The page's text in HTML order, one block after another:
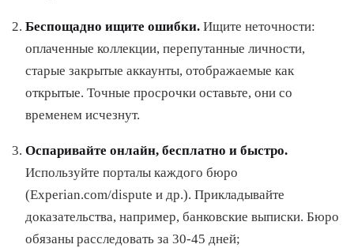
Беспощадно ищите ошибки. Ищите неточности:
оплаченные коллекции, перепутанные личности,
старые закрытые аккаунты, отображаемые как
открытые. Точные просрочки оставьте, они со
временем исчезнут.
Оспаривайте онлайн, бесплатно и быстро.
Используйте порталы каждого бюро
(Experian.com/dispute и др.). Прикладывайте
доказательства, например, банковские выписки. Бюро
обязаны расследовать за 30-45 дней;